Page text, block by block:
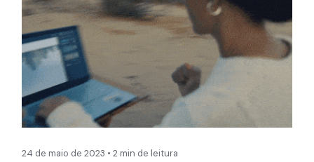
24 de maio de 2023 • 2 min de leitura